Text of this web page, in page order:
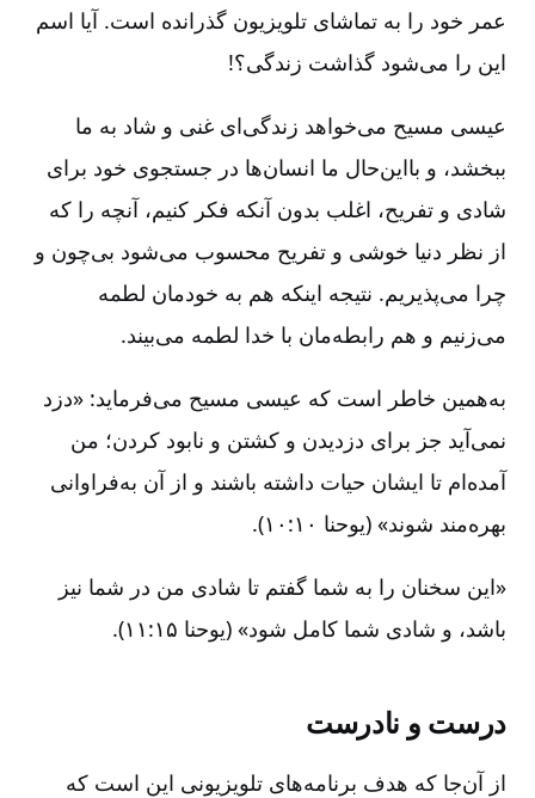
عمر خود را به تماشای تلویزیون گذرانده است. آیا اسم
این را می‌شود گذاشت زندگی؟!
عیسی مسیح می‌خواهد زندگی‌ای غنی و شاد به ما
ببخشد، و بااین‌حال ما انسان‌ها در جستجوی خود برای
شادی و تفریح، اغلب بدون آنکه فکر کنیم، آنچه را که
از نظر دنیا خوشی و تفریح محسوب می‌شود بی‌چون و
چرا می‌پذیریم. نتیجه اینکه هم به خودمان لطمه
می‌زنیم و هم رابطه‌مان با خدا لطمه می‌بیند.
به‌همین خاطر است که عیسی مسیح می‌فرماید: «دزد
نمی‌آید جز برای دزدیدن و کشتن و نابود کردن؛ من
آمده‌ام تا ایشان حیات داشته باشند و از آن به‌فراوانی
بهره‌مند شوند» (یوحنا ۱۰:۱۰).
«این سخنان را به شما گفتم تا شادی من در شما نیز
باشد، و شادی شما کامل شود» (یوحنا ۱۵:‏۱۱).
درست و نادرست
از آن‌جا که هدف برنامه‌های تلویزیونی این است که